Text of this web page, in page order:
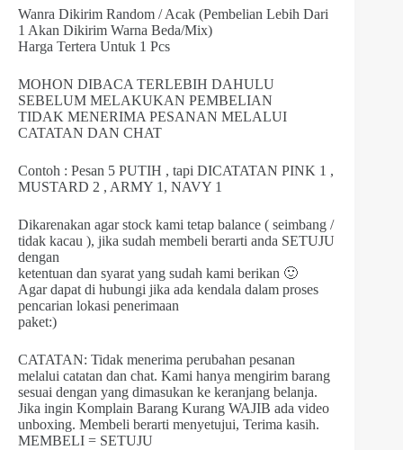
Wanra Dikirim Random / Acak (Pembelian Lebih Dari
1 Akan Dikirim Warna Beda/Mix)
Harga Tertera Untuk 1 Pcs
MOHON DIBACA TERLEBIH DAHULU
SEBELUM MELAKUKAN PEMBELIAN
TIDAK MENERIMA PESANAN MELALUI
CATATAN DAN CHAT
Contoh : Pesan 5 PUTIH , tapi DICATATAN PINK 1 ,
MUSTARD 2 , ARMY 1, NAVY 1
Dikarenakan agar stock kami tetap balance ( seimbang /
tidak kacau ), jika sudah membeli berarti anda SETUJU
dengan
ketentuan dan syarat yang sudah kami berikan 🙂
Agar dapat di hubungi jika ada kendala dalam proses
pencarian lokasi penerimaan
paket:)
CATATAN: Tidak menerima perubahan pesanan
melalui catatan dan chat. Kami hanya mengirim barang
sesuai dengan yang dimasukan ke keranjang belanja.
Jika ingin Komplain Barang Kurang WAJIB ada video
unboxing. Membeli berarti menyetujui, Terima kasih.
MEMBELI = SETUJU